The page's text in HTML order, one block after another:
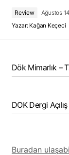
Review
Ağustos
Yazar: Kağan Keçeci
Dök Mimarlık –
DOK Dergi
Buradan